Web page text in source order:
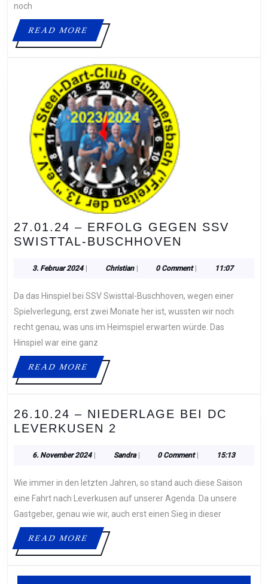
noch
READ MOREREAD
MORE
27.01.24 – ERFOLG GEGEN SSV
SWISTTAL-BUSCHHOVEN
ERFOLG
SSV
SWISTTAL-
3. Februar 20243.| ChristianChristian
| 0 Comment | 11:07
Da das Hinspiel bei SSV Swisttal-Buschhoven, wegen einer
Spielverlegung, erst zwei Monate her ist, wussten wir noch
recht genau, was uns im Heimspiel erwarten würde. Das
Hinspiel war eine ganz
READ MOREREAD
MORE
26.10.24 – NIEDERLAGE BEI DC
LEVERKUSEN 2
NIEDERLAGE
DC
LEVERKUSEN
2
6. November 20246.| SandraSandra
| 0 Comment | 15:13
Wie immer in den letzten Jahren, so stand auch diese Saison
eine Fahrt nach Leverkusen auf unserer Agenda. Da unsere
Gastgeber, genau wie wir, auch erst einen Sieg in dieser
READ MOREREAD
MORE